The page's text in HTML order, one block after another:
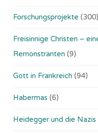
Forschungsprojekte (300)
Freisinnige Christen –
Remonstranten (9)
Gott in Frankreich (94)
Habermas (6)
Heidegger und die Nazis